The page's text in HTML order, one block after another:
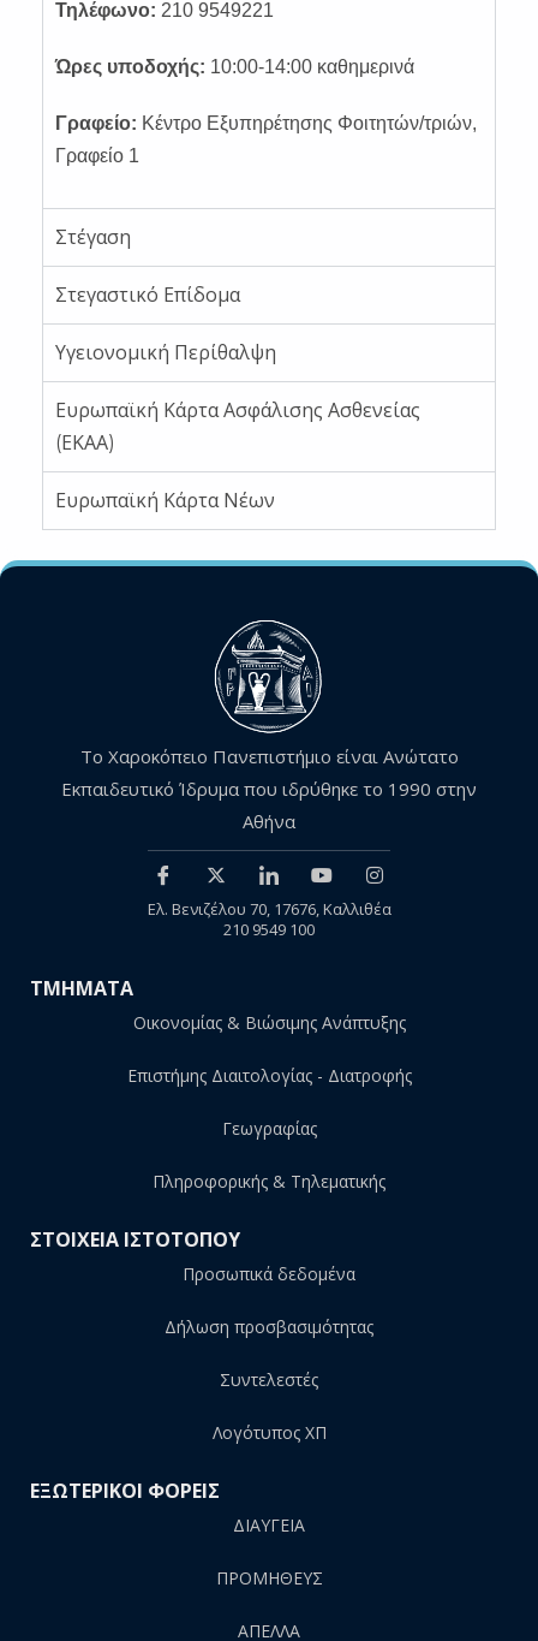
Τηλέφωνο: 210 9549221
Ώρες υποδοχής: 10:00-14:00 καθημερινά
Γραφείο: Κέντρο Εξυπηρέτησης Φοιτητών/τριών,
Γραφείο 1
Στέγαση
Στεγαστικό Επίδομα
Υγειονομική Περίθαλψη
Ευρωπαϊκή Κάρτα Ασφάλισης Ασθενείας
(ΕΚΑΑ)
Ευρωπαϊκή Κάρτα Νέων
Το Χαροκόπειο Πανεπιστήμιο είναι Ανώτατο
Εκπαιδευτικό Ίδρυμα που ιδρύθηκε το 1990 στην
Αθήνα
Ελ. Βενιζέλου 70, 17676, Καλλιθέα
210 9549 100
ΤΜΗΜΑΤΑ
Οικονομίας & Βιώσιμης Ανάπτυξης
Επιστήμης Διαιτολογίας - Διατροφής
Γεωγραφίας
Πληροφορικής & Τηλεματικής
ΣΤΟΙΧΕΙΑ ΙΣΤΟΤΟΠΟΥ
Προσωπικά δεδομένα
Δήλωση προσβασιμότητας
Συντελεστές
Λογότυπος ΧΠ
ΕΞΩΤΕΡΙΚΟΙ ΦΟΡΕΙΣ
ΔΙΑΥΓΕΙΑ
ΠΡΟΜΗΘΕΥΣ
AΠΕΛΛΑ